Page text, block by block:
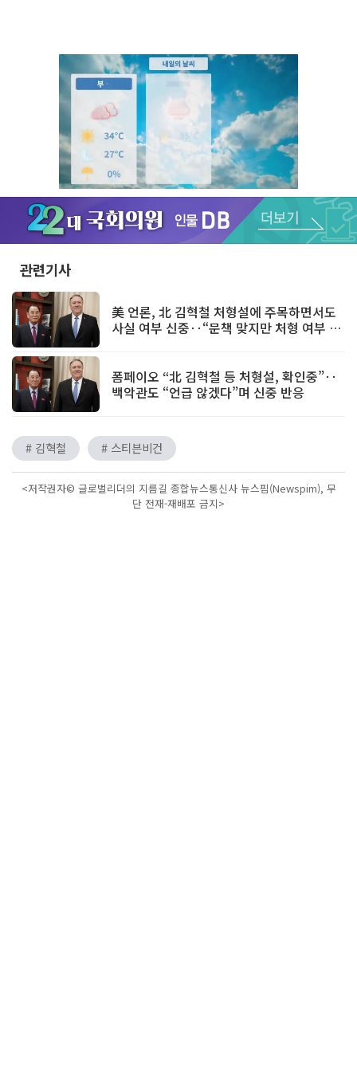
Unmute
관련기사
美 언론, 北 김혁철 처형설에 주목하면서도
사실 여부 신중‥“문책 맞지만 처형 여부 불
폼페이오 “北 김혁철 등 처형설, 확인중”‥
백악관도 “언급 않겠다”며 신중 반응
# 김혁철 # 스티븐비건
<저작권자© 글로벌리더의 지름길 종합뉴스통신사 뉴스핌(Newspim), 무
단 전재-재배포 금지>